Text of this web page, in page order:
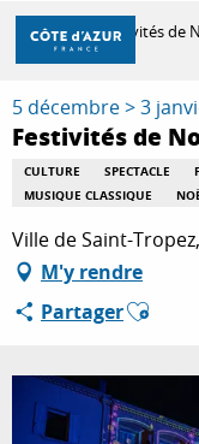
Aller
contenu
principal
À FAIRE
SÉJOURNER
Accueil Festivités de
5 décembre > 3
Festivités de
CULTURE SPECTACLE
MUSIQUE CLASSIQUE
Ville de Saint-
M'y rendre
PartagerAjouter